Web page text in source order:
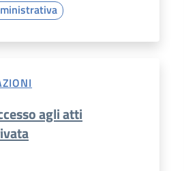
agli atti